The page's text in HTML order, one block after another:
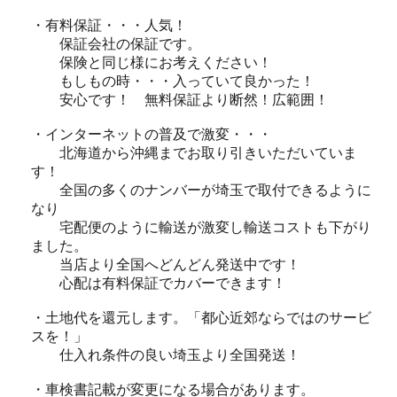
・有料保証・・・人気！
保証会社の保証です。
保険と同じ様にお考えください！
もしもの時・・・入っていて良かった！
安心です！ 無料保証より断然！広範囲！
・インターネットの普及で激変・・・
北海道から沖縄までお取り引きいただいていま
す！
全国の多くのナンバーが埼玉で取付できるように
なり
宅配便のように輸送が激変し輸送コストも下がり
ました。
当店より全国へどんどん発送中です！
心配は有料保証でカバーできます！
・土地代を還元します。「都心近郊ならではのサービ
スを！」
仕入れ条件の良い埼玉より全国発送！
・車検書記載が変更になる場合があります。